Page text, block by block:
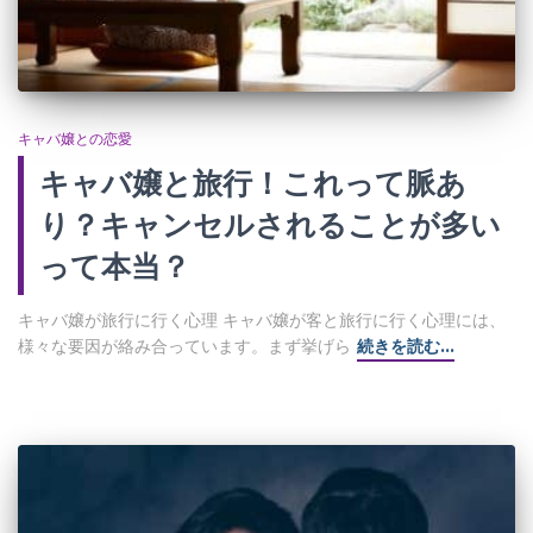
キャバ嬢との恋愛
キャバ嬢と旅行！これって脈あ
り？キャンセルされることが多い
って本当？
キャバ嬢が旅行に行く心理 キャバ嬢が客と旅行に行く心理には、
様々な要因が絡み合っています。まず挙げら 続きを読む…